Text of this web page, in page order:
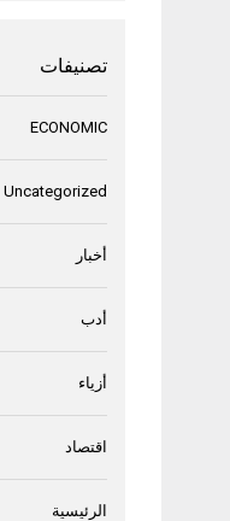
تصنيفات
ECONOMIC
Uncategorized
أخبار
أدب
أزياء
اقتصاد
الرئيسية